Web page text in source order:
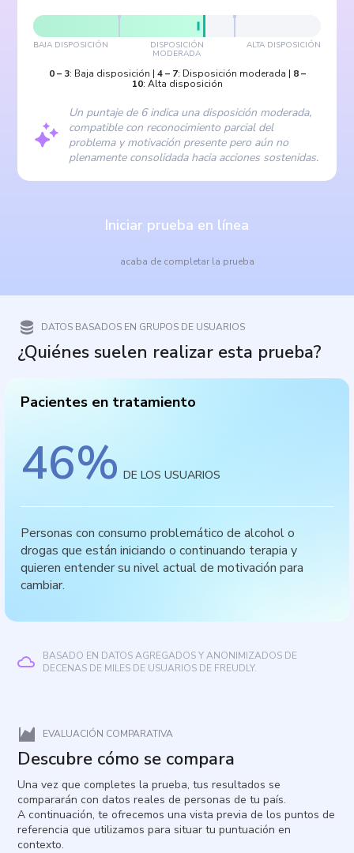
BAJA DISPOSICIÓN DISPOSICIÓN
MODERADA
ALTA DISPOSICIÓN
0– 3: Baja disposición | 4– 7: Disposición moderada | 8–
10: Alta disposición
Un puntaje de 6 indica una disposición moderada,
compatible con reconocimiento parcial del
problema y motivación presente pero aún no
plenamente consolidada hacia acciones sostenidas.
Iniciar prueba en línea
acaba de completar la prueba
DATOS BASADOS EN GRUPOS DE USUARIOS
¿Quiénes suelen realizar esta prueba?
Pacientes en tratamiento
46% DE LOS USUARIOS
Personas con consumo problemático de alcohol o
drogas que están iniciando o continuando terapia y
quieren entender su nivel actual de motivación para
cambiar.
BASADO EN DATOS AGREGADOS Y ANONIMIZADOS DE
DECENAS DE MILES DE USUARIOS DE FREUDLY.
EVALUACIÓN COMPARATIVA
Descubre cómo se compara
Una vez que completes la prueba, tus resultados se
compararán con datos reales de personas de tu país.
A continuación, te ofrecemos una vista previa de los puntos de
referencia que utilizamos para situar tu puntuación en
contexto.